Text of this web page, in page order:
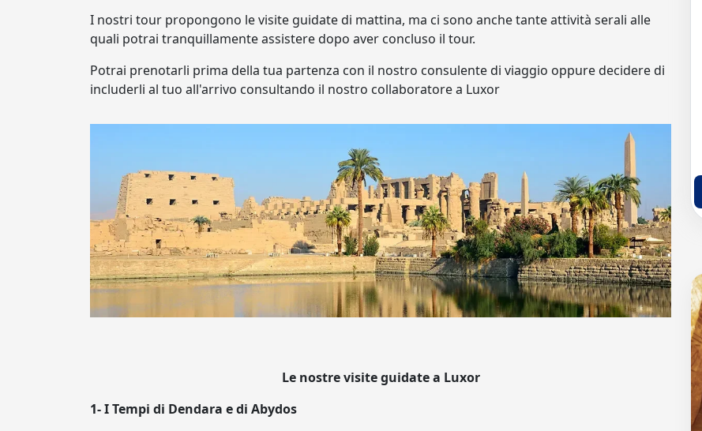
I nostri tour propongono le visite guidate di mattina, ma ci sono anche tante attività serali alle
quali potrai tranquillamente assistere dopo aver concluso il tour.
Potrai prenotarli prima della tua partenza con il nostro consulente di viaggio oppure decidere di
includerli al tuo all'arrivo consultando il nostro collaboratore a Luxor
Le nostre visite guidate a Luxor
1- I Tempi di Dendara e di Abydos